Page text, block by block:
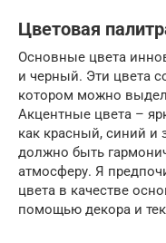
Цветовая
Основные цвета
и черный. Эти цвета
котором можно
Акцентные цвета –
как красный, синий и
должно быть
атмосферу. Я
цвета в качестве
помощью декора и